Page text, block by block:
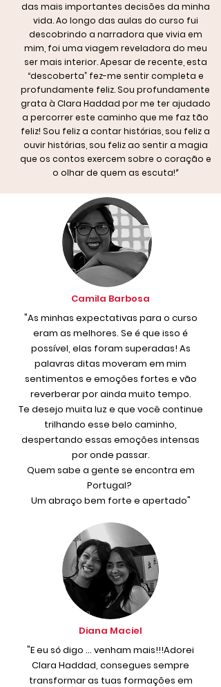
das mais importantes decisões da minha
vida. Ao longo das aulas do curso fui
descobrindo a narradora que vivia em
mim, foi uma viagem reveladora do meu
ser mais interior. Apesar de recente, esta
“descoberta” fez-me sentir completa e
profundamente feliz. Sou profundamente
grata à Clara Haddad por me ter ajudado
a percorrer este caminho que me faz tão
feliz! Sou feliz a contar histórias, sou feliz a
ouvir histórias, sou feliz ao sentir a magia
que os contos exercem sobre o coração e
o olhar de quem as escuta!”
Camila Barbosa
"As minhas expectativas para o curso
eram as melhores. Se é que isso é
possível, elas foram superadas! As
palavras ditas moveram em mim
sentimentos e emoções fortes e vão
reverberar por ainda muito tempo.
Te desejo muita luz e que você continue
trilhando esse belo caminho,
despertando essas emoções intensas
por onde passar.
Quem sabe a gente se encontra em
Portugal?
Um abraço bem forte e apertado"
Diana Maciel
"E eu só digo ... venham mais!!!Adorei
Clara Haddad, consegues sempre
transformar as tuas formações em